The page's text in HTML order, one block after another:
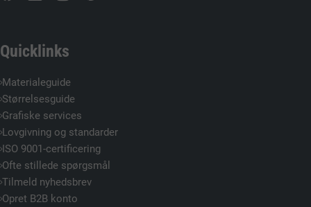
Quicklinks
Materialeguide
Størrelsesguide
Grafiske services
Lovgivning og standarder
ISO 9001-certificering
Ofte stillede spørgsmål
Tilmeld nyhedsbrev
Opret B2B konto